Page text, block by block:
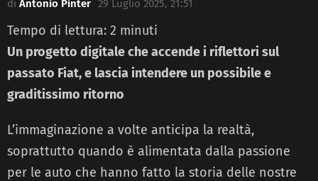
di Antonio Pinter 29 Luglio 2025, 21:51
Tempo di lettura: 2 minuti
Un progetto digitale che accende i riflettori sul
passato Fiat, e lascia intendere un possibile e
graditissimo ritorno
L’immaginazione a volte anticipa la realtà,
soprattutto quando è alimentata dalla passione
per le auto che hanno fatto la storia delle nostre